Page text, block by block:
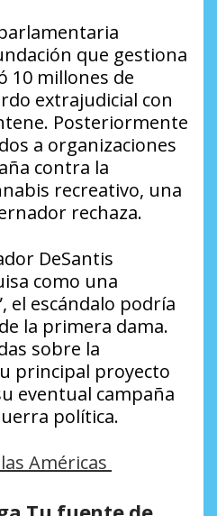
que gestiona
10 millones de
extrajudicial con
Posteriormente
a organizaciones
contra la
recreativo, una
rechaza.
DeSantis
como una
el escándalo podría
la primera dama.
sobre la
principal proyecto
eventual campaña
política.
Américas